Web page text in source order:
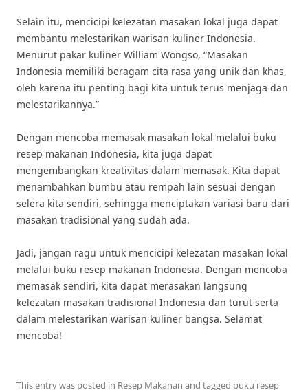
Selain itu, mencicipi kelezatan masakan lokal juga dapat
membantu melestarikan warisan kuliner Indonesia.
Menurut pakar kuliner William Wongso, “Masakan
Indonesia memiliki beragam cita rasa yang unik dan khas,
oleh karena itu penting bagi kita untuk terus menjaga dan
melestarikannya.”
Dengan mencoba memasak masakan lokal melalui buku
resep makanan Indonesia, kita juga dapat
mengembangkan kreativitas dalam memasak. Kita dapat
menambahkan bumbu atau rempah lain sesuai dengan
selera kita sendiri, sehingga menciptakan variasi baru dari
masakan tradisional yang sudah ada.
Jadi, jangan ragu untuk mencicipi kelezatan masakan lokal
melalui buku resep makanan Indonesia. Dengan mencoba
memasak sendiri, kita dapat merasakan langsung
kelezatan masakan tradisional Indonesia dan turut serta
dalam melestarikan warisan kuliner bangsa. Selamat
mencoba!
This entry was posted in Resep Makanan and tagged buku resep